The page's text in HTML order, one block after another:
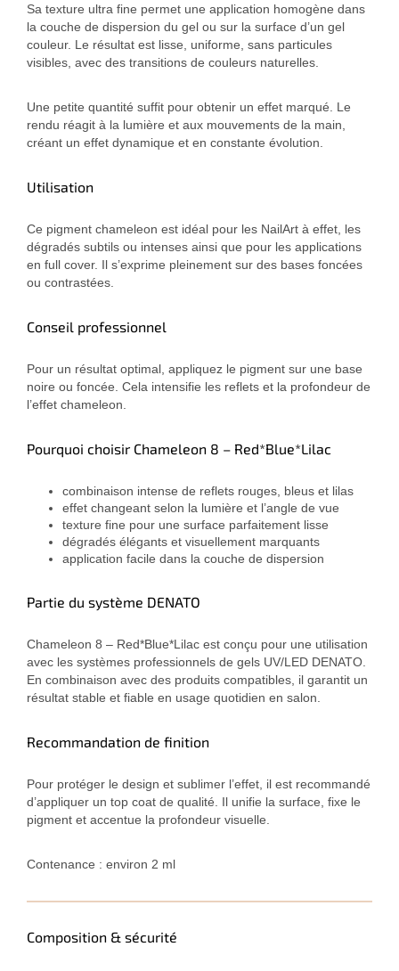
Sa texture ultra fine permet une application homogène dans
la couche de dispersion du gel ou sur la surface d’un gel
couleur. Le résultat est lisse, uniforme, sans particules
visibles, avec des transitions de couleurs naturelles.
Une petite quantité suffit pour obtenir un effet marqué. Le
rendu réagit à la lumière et aux mouvements de la main,
créant un effet dynamique et en constante évolution.
Utilisation
Ce pigment chameleon est idéal pour les NailArt à effet, les
dégradés subtils ou intenses ainsi que pour les applications
en full cover. Il s’exprime pleinement sur des bases foncées
ou contrastées.
Conseil professionnel
Pour un résultat optimal, appliquez le pigment sur une base
noire ou foncée. Cela intensifie les reflets et la profondeur de
l’effet chameleon.
Pourquoi choisir Chameleon 8 – Red*Blue*Lilac
combinaison intense de reflets rouges, bleus et lilas
effet changeant selon la lumière et l’angle de vue
texture fine pour une surface parfaitement lisse
dégradés élégants et visuellement marquants
application facile dans la couche de dispersion
Partie du système DENATO
Chameleon 8 – Red*Blue*Lilac est conçu pour une utilisation
avec les systèmes professionnels de gels UV/LED DENATO.
En combinaison avec des produits compatibles, il garantit un
résultat stable et fiable en usage quotidien en salon.
Recommandation de finition
Pour protéger le design et sublimer l’effet, il est recommandé
d’appliquer un top coat de qualité. Il unifie la surface, fixe le
pigment et accentue la profondeur visuelle.
Contenance : environ 2 ml
Composition & sécurité